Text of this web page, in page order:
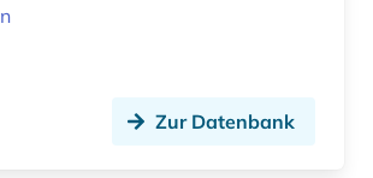
Zur Datenbank